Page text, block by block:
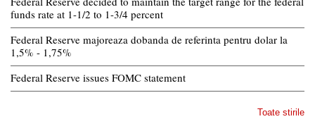
funds rate at 1-1/2 to 1-3/4 percent
Federal Reserve majoreaza dobanda de referinta pentru dolar la
1,5% - 1,75%
Federal Reserve issues FOMC statement
Toate stirile